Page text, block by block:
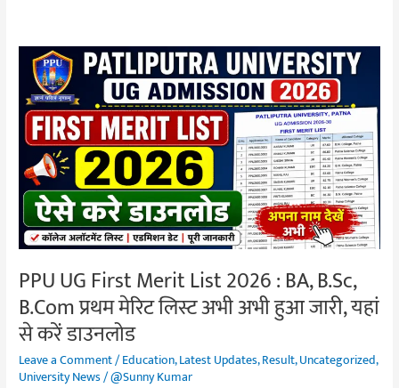
PPU UG First Merit List 2026 : BA, B.Sc,
B.Com प्रथम मेरिट लिस्ट अभी अभी हुआ जारी, यहां
से करें डाउनलोड
Leave a Comment/Education,Latest Updates,Result,Uncategorized,
University News/@Sunny Kumar
PPU
UG
First
Merit
List
2026
BA,
B.Sc,
प्रथम
मेरिट
लिस्ट
अभी
अभी